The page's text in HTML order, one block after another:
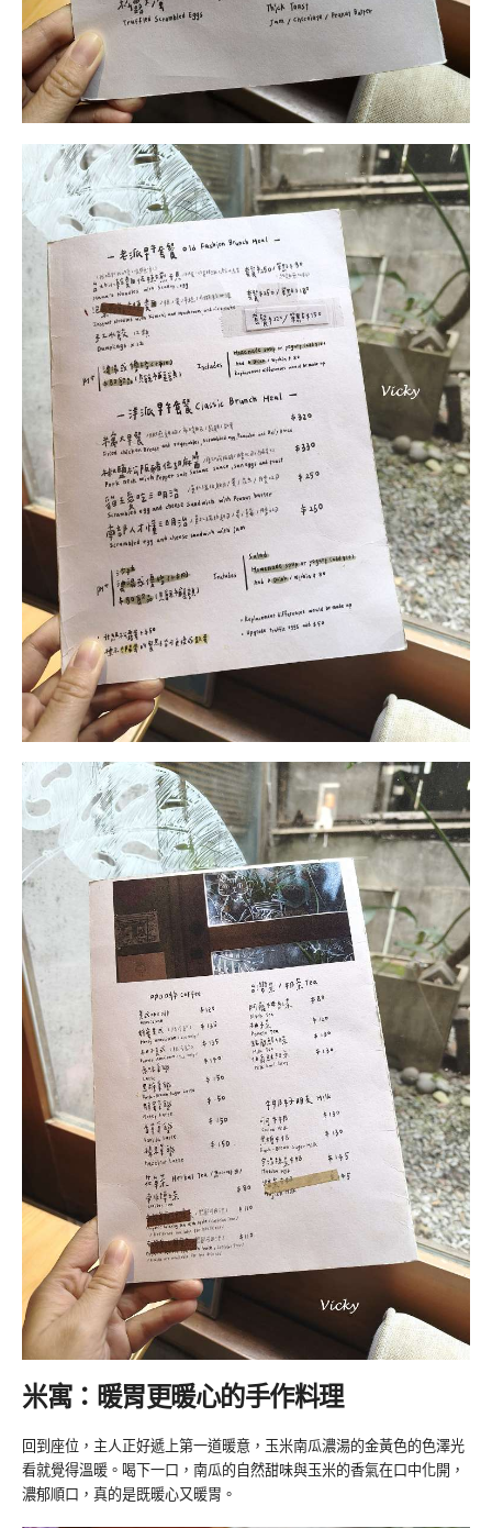
米寓： 暖胃更暖心的手作料理
回到座位，主人正好遞上第一道暖意，玉米南瓜濃湯的金黃色的色澤光
看就覺得溫暖。喝下一口，南瓜的自然甜味與玉米的香氣在口中化開，
濃郁順口，真的是既暖心又暖胃。